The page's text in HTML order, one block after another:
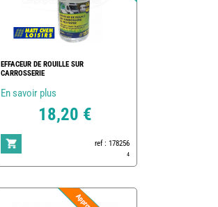
EFFACEUR DE ROUILLE SUR
CARROSSERIE
En savoir plus
18,20 €
ref : 178256
4